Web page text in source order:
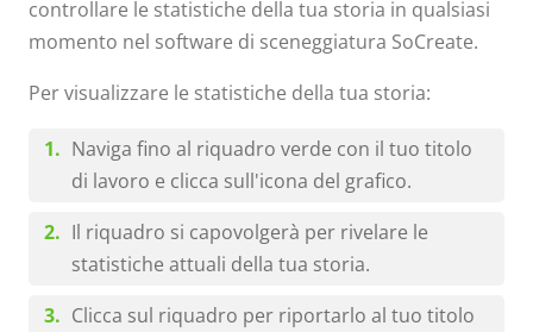
controllare le statistiche della tua storia in qualsiasi
momento nel software di sceneggiatura SoCreate.
Per visualizzare le statistiche della tua storia:
Naviga fino al riquadro verde con il tuo titolo
di lavoro e clicca sull'icona del grafico.
Il riquadro si capovolgerà per rivelare le
statistiche attuali della tua storia.
Clicca sul riquadro per riportarlo al tuo titolo